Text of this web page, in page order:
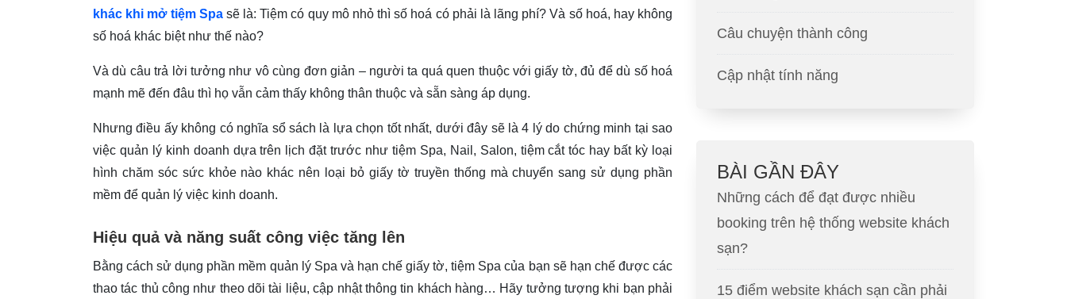
khác khi mở tiệm Spasẽ là: Tiệm có quy mô nhỏ thì số hoá có phải là lãng phí? Và số hoá, hay không
số hoá khác biệt như thế nào?
Và dù câu trả lời tưởng như vô cùng đơn giản – người ta quá quen thuộc với giấy tờ, đủ để dù số hoá
mạnh mẽ đến đâu thì họ vẫn cảm thấy không thân thuộc và sẵn sàng áp dụng.
Nhưng điều ấy không có nghĩa sổ sách là lựa chọn tốt nhất, dưới đây sẽ là 4 lý do chứng minh tại sao
việc quản lý kinh doanh dựa trên lịch đặt trước như tiệm Spa, Nail, Salon, tiệm cắt tóc hay bất kỳ loại
hình chăm sóc sức khỏe nào khác nên loại bỏ giấy tờ truyền thống mà chuyển sang sử dụng phần
mềm để quản lý việc kinh doanh.
Hiệu quả và năng suất công việc tăng lên
Bằng cách sử dụng phần mềm quản lý Spa và hạn chế giấy tờ, tiệm Spa của bạn sẽ hạn chế được các
thao tác thủ công như theo dõi tài liệu, cập nhật thông tin khách hàng… Hãy tưởng tượng khi bạn phải
Câu chuyện thành công
Cập nhật tính năng
BÀI GẦN ĐÂY
Những cách để đạt được nhiều
booking trên hệ thống website khách
sạn?
15 điểm website khách sạn cần phải